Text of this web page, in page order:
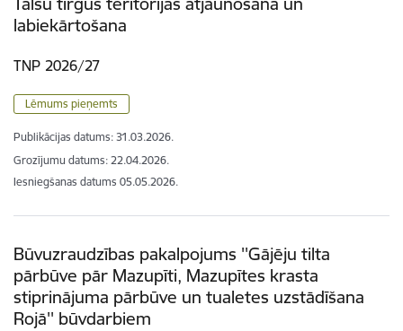
labiekārtošana
TNP 2026/27
Lēmums pieņemts
Publikācijas datums: 31.03.2026.
Grozījumu datums: 22.04.2026.
Iesniegšanas datums 05.05.2026.
Būvuzraudzības pakalpojums ''Gājēju tilta
pārbūve pār Mazupīti, Mazupītes krasta
stiprinājuma pārbūve un tualetes uzstādīšana
Rojā'' būvdarbiem